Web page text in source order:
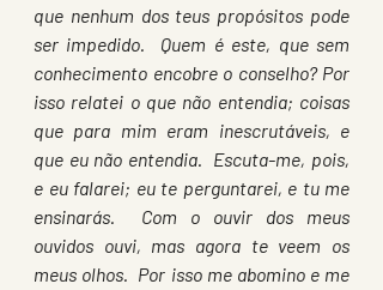
que nenhum dos teus propósitos pode
ser impedido.  Quem é este, que sem
conhecimento encobre o conselho? Por
isso relatei o que não entendia; coisas
que para mim eram inescrutáveis, e
que eu não entendia.  Escuta-me, pois,
e eu falarei; eu te perguntarei, e tu me
ensinarás.  Com o ouvir dos meus
ouvidos ouvi, mas agora te veem os
meus olhos.  Por isso me abomino e me